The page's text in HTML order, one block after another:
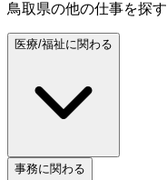
鳥取県の他の仕事を探す
医療/福祉に関わる
事務に関わる